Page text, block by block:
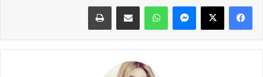
فيسبوك X ماسنجر واتساب مشاركة عبر البريد طباعة